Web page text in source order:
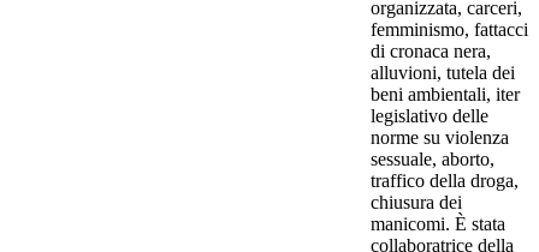
organizzata, carceri,
femminismo, fattacci
di cronaca nera,
alluvioni, tutela dei
beni ambientali, iter
legislativo delle
norme su violenza
sessuale, aborto,
traffico della droga,
chiusura dei
manicomi. È stata
collaboratrice della